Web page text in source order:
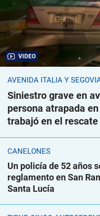
VIDEO
AVENIDA ITALIA Y
Siniestro grave en
persona atrapada
trabajó en el rescate
CANELONES
Un policía de 52 años
reglamento en San
Santa Lucía